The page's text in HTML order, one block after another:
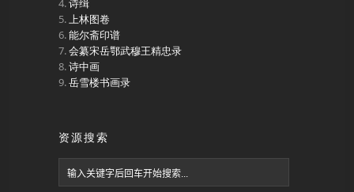
诗缉
上林图卷
能尔斋印谱
会纂宋岳鄂武穆王精忠录
诗中画
岳雪楼书画录
资源搜索